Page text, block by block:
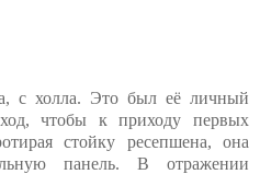
с холла. Это был её личный
чтобы к приходу первых
стойку ресепшена, она
панель. В отражении